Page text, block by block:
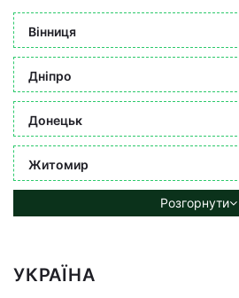
Вінниця
Дніпро
Донецьк
Житомир
Розгорнути
УКРАЇНА